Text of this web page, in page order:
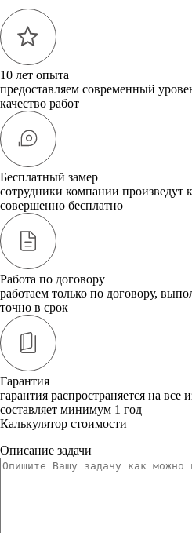
10 лет опыта
предоставляем современный
качество работ
Бесплатный замер
сотрудники компании произведут
совершенно бесплатно
Работа по договору
работаем только по договору,
точно в срок
Гарантия
гарантия распространяется на все
составляет минимум 1 год
Калькулятор стоимости
Описание задачи